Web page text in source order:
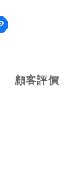
顧客評價